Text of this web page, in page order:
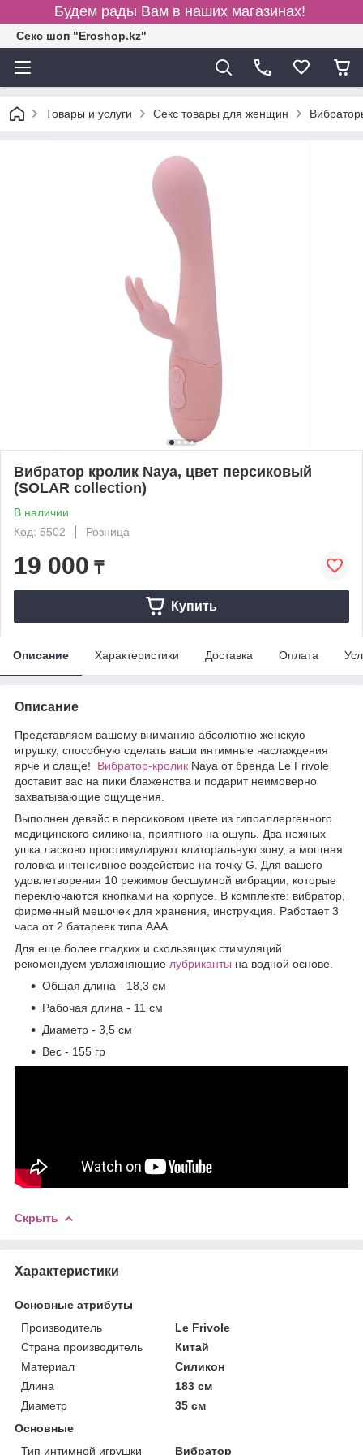
Будем рады Вам в наших магазинах!
Секс шоп "Eroshop.kz"
Товары и услуги Секс товары для женщин
Вибратор кролик Naya, цвет персиковый
(SOLAR collection)
В наличии
Код: 5502
Розница
19 000 ₸
Купить
Описание Характеристики Доставка Оплата
Описание
Представляем вашему вниманию абсолютно женскую
игрушку, способную сделать ваши интимные наслаждения
ярче и слаще! Вибратор-кролик Naya от бренда Le Frivole
доставит вас на пики блаженства и подарит неимоверно
захватывающие ощущения.
Выполнен девайс в персиковом цвете из гипоаллергенного
медицинского силикона, приятного на ощупь. Два нежных
ушка ласково простимулируют клиторальную зону, а мощная
головка интенсивное воздействие на точку G. Для вашего
удовлетворения 10 режимов бесшумной вибрации, которые
переключаются кнопками на корпусе. В комплекте: вибратор,
фирменный мешочек для хранения, инструкция. Работает 3
часа от 2 батареек типа ААА.
Для еще более гладких и скользящих стимуляций
рекомендуем увлажняющие лубриканты на водной основе.
Общая длина - 18,3 см
Рабочая длина - 11 см
Диаметр - 3,5 см
Вес - 155 гр
Скрыть
Характеристики
Основные атрибуты
Производитель
Le Frivole
Страна производитель
Китай
Материал
Силикон
Длина
183 см
Диаметр
35 см
Основные
Тип интимной игрушки
Вибратор